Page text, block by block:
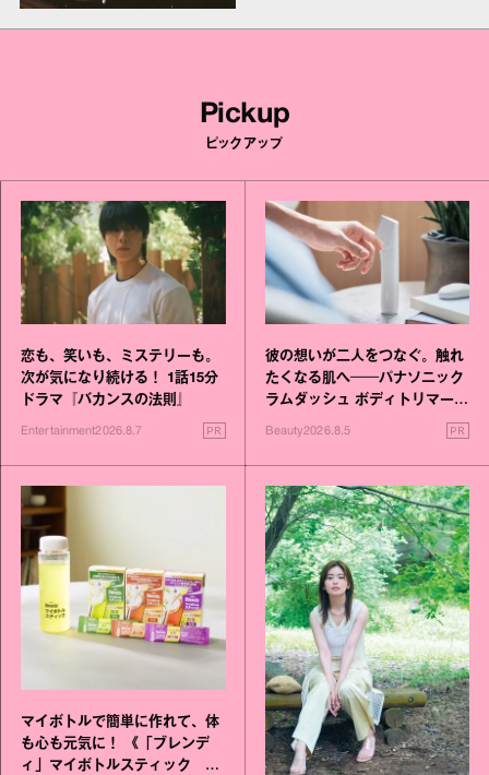
Pickup
ピックアップ
恋も、笑いも、ミステリーも。
次が気になり続ける！ 1話15分
ドラマ『バカンスの法則』
Entertainment2026.8.7 PR
彼の想いが二人をつなぐ。触れ
たくなる肌へ──パナソニック
ラムダッシュ ボディトリマーが
Beauty2026.8.5 PR
マイボトルで簡単に作れて、体
も心も元気に！ 《「ブレンデ
ィ」マイボトルスティック い